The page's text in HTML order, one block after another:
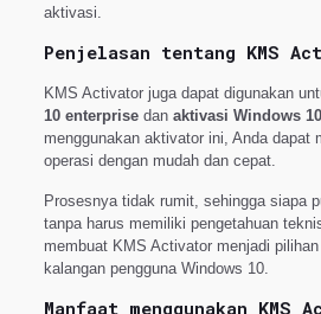
aktivasi.
Penjelasan tentang KMS
KMS Activator juga dapat digunakan
10 enterprisedan aktivasi Windows
menggunakan aktivator ini, Anda dapat
operasi dengan mudah dan cepat.
Prosesnya tidak rumit, sehingga siapa
tanpa harus memiliki pengetahuan
membuat KMS Activator menjadi
kalangan pengguna Windows 10.
Manfaat menggunakan KMS